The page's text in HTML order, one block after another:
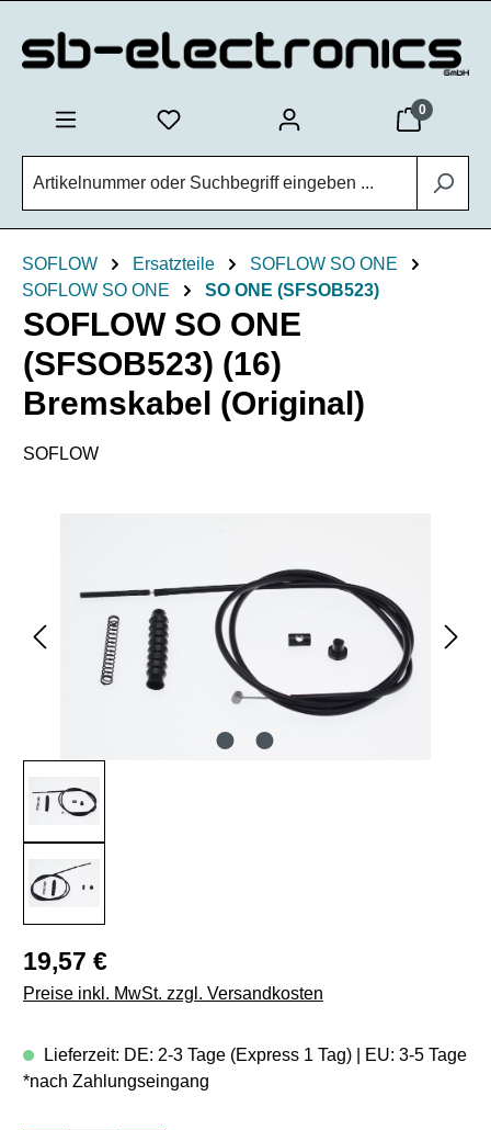
0
SOFLOW Ersatzteile
SOFLOW SO ONE
SOFLOW SO ONE
SO ONE (SFSOB523)
SOFLOW SO ONE
(SFSOB523) (16)
Bremskabel (Original)
SOFLOW
Regulärer Preis:
19,57 €
Preise inkl. MwSt. zzgl. Versandkosten
Lieferzeit: DE: 2-3 Tage (Express 1 Tag) | EU: 3-5 Tage
*nach Zahlungseingang